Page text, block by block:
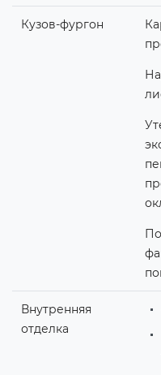
Кузов-фургон
Внутренняя
отделка